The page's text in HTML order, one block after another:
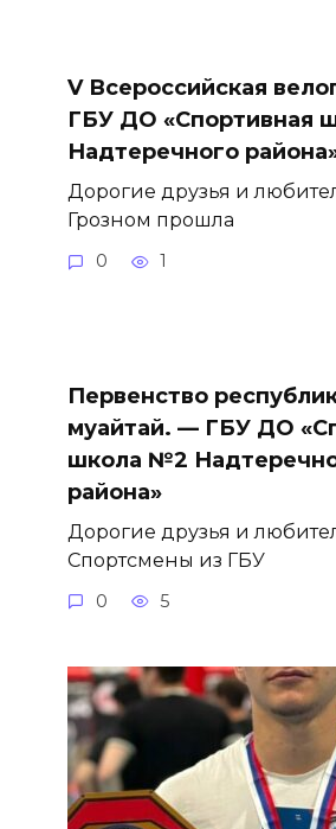
V Всероссийская
ГБУ ДО «Спортивная
Надтеречного
Дорогие друзья и
Грозном прошла
0 1
Первенство
муайтай. — ГБУ ДО
школа №2
района»
Дорогие друзья и
Спортсмены из ГБУ
0 5